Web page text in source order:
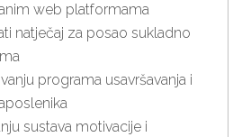
web platformama
natječaj za posao sukladno
programa usavršavanja i
sustava motivacije i